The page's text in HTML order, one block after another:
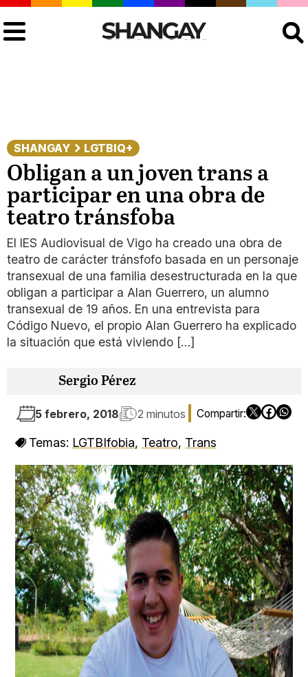
SHANGAY LGTBIQ+
Obligan a un joven trans a
participar en una obra de
teatro tránsfoba
El IES Audiovisual de Vigo ha creado una obra de
teatro de carácter tránsfofo basada en un personaje
transexual de una familia desestructurada en la que
obligan a participar a Alan Guerrero, un alumno
transexual de 19 años. En una entrevista para
Código Nuevo, el propio Alan Guerrero ha explicado
la situación que está viviendo […]
Sergio Pérez
5 febrero, 2018 2 minutos
Temas: LGTBIfobia, Teatro, Trans